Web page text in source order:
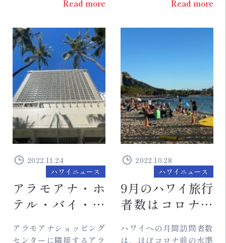
発表によると、この新し
い...
Read more Read more
2022.11.24
ハワイニュース
アラモアナ・ホ
テル・バイ・マ
ントラ、複数年
にわたる改装の
アラモアナショッピング
センターに隣接するアラ
2022.10.28
ハワイニュース
9月のハワイ旅行
者数はコロナ前
水準に依然近づ
く
ハワイへの月間訪問者数
は、ほぼコロナ前の水準